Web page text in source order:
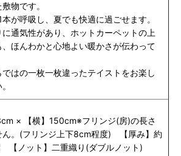
物です。
が呼吸し、夏でも快適に過ごせます。
に通気性があり、ホットカーペットの上
、ほんわかと心地よい暖かさが伝わって
はの一枚一枚違ったテイストをお楽し
× 【横】150cm※フリンジ(房)の長さ
ん。(フリンジ上下8cm程度) 【厚み】約
【ノット】二重織り(ダブルノット)